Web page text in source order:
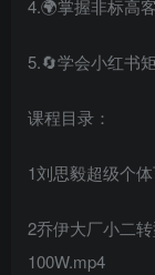
4.🌍掌握非标高
5.🔄学会小红书
课程目录：
1刘思毅超级个
2乔伊大厂小二
100W.mp4